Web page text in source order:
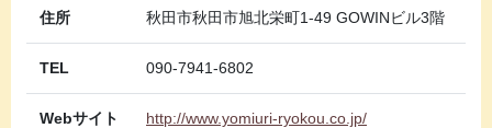
住所 秋田市秋田市旭北栄町1-49 GOWINビル3階
TEL 090-7941-6802
Webサイト http://www.yomiuri-ryokou.co.jp/